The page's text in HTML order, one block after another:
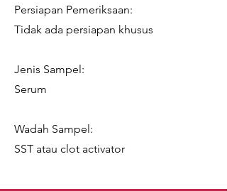
Persiapan Pemeriksaan:
Tidak ada persiapan khusus
Jenis Sampel:
Serum
Wadah Sampel:
SST atau clot activator